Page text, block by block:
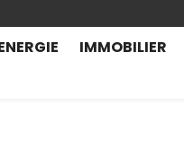
IMMOBILIER